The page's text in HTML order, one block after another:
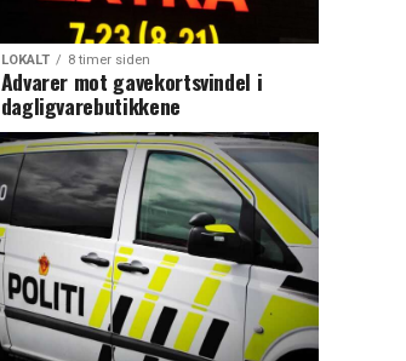
LOKALT 8 timer siden
Advarer mot gavekortsvindel i
dagligvarebutikkene